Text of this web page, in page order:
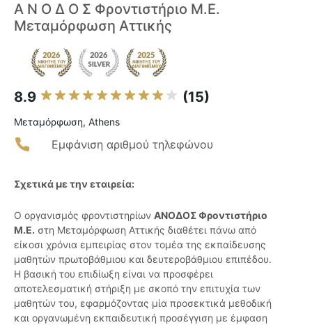
Α Ν Ο Δ Ο Σ Φροντιστήριο Μ.Ε.
Μεταμόρφωση Αττικής
8.9 (15)
Μεταμόρφωση, Athens
Εμφάνιση αριθμού τηλεφώνου
Σχετικά με την εταιρεία:
Ο οργανισμός φροντιστηρίων ΑΝΟΔΟΣ Φροντιστήριο
Μ.Ε. στη Μεταμόρφωση Αττικής διαθέτει πάνω από
είκοσι χρόνια εμπειρίας στον τομέα της εκπαίδευσης
μαθητών πρωτοβάθμιου και δευτεροβάθμιου επιπέδου.
Η βασική του επιδίωξη είναι να προσφέρει
αποτελεσματική στήριξη με σκοπό την επιτυχία των
μαθητών του, εφαρμόζοντας μία προσεκτικά μεθοδική
και οργανωμένη εκπαιδευτική προσέγγιση με έμφαση